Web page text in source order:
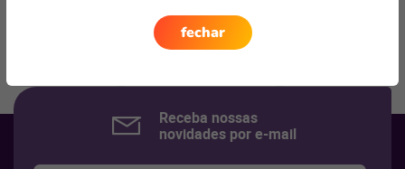
Entre em contato
fechar
Receba nossas
novidades por e-mail